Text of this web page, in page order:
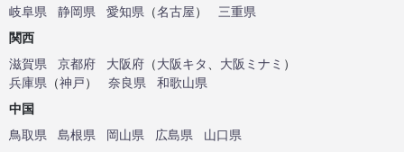
岐阜県
静岡県 愛知県 （名古屋）
三重県
関西
滋賀県
京都府 大阪府 （大阪キタ 大阪ミナミ ）
兵庫県 （神戸） 奈良県
和歌山県
中国
鳥取県
島根県 岡山県 広島県
山口県